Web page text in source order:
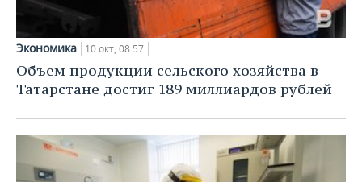
Экономика 10 окт, 08:57
Объем продукции сельского хозяйства в
Татарстане достиг 189 миллиардов рублей